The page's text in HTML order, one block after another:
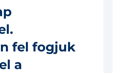
fel fogjuk
a